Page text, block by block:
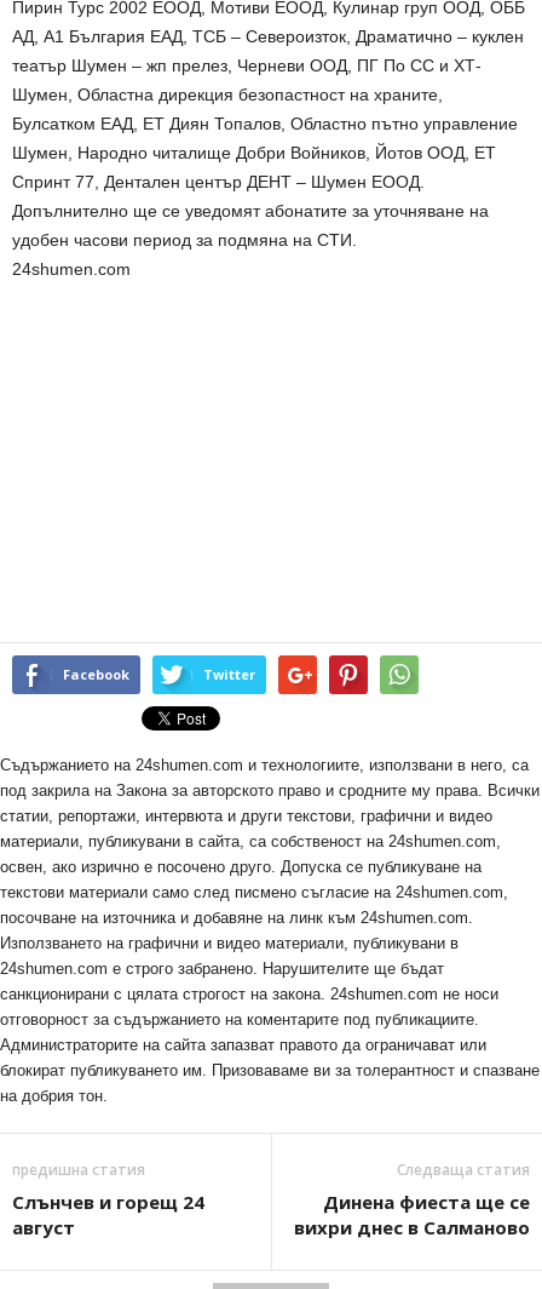
Пирин Турс 2002 ЕООД, Мотиви ЕООД, Кулинар груп ООД, ОББ
АД, А1 България ЕАД, ТСБ – Североизток, Драматично – куклен
театър Шумен – жп прелез, Черневи ООД, ПГ По СС и ХТ-
Шумен, Областна дирекция безопастност на храните,
Булсатком ЕАД, ЕТ Диян Топалов, Областно пътно управление
Шумен, Народно читалище Добри Войников, Йотов ООД, ЕТ
Спринт 77, Дентален център ДЕНТ – Шумен ЕООД.
Допълнително ще се уведомят абонатите за уточняване на
удобен часови период за подмяна на СТИ.
24shumen.com
Facebook Twitter
Съдържанието на 24shumen.com и технологиите, използвани в него, са
под закрила на Закона за авторското право и сродните му права. Всички
статии, репортажи, интервюта и други текстови, графични и видео
материали, публикувани в сайта, са собственост на 24shumen.com,
освен, ако изрично е посочено друго. Допуска се публикуване на
текстови материали само след писмено съгласие на 24shumen.com,
посочване на източника и добавяне на линк към 24shumen.com.
Използването на графични и видео материали, публикувани в
24shumen.com е строго забранено. Нарушителите ще бъдат
санкционирани с цялата строгост на закона. 24shumen.com не носи
отговорност за съдържанието на коментарите под публикациите.
Администраторите на сайта запазват правото да ограничават или
блокират публикуването им. Призоваваме ви за толерантност и спазване
на добрия тон.
предишна статия
Слънчев и горещ 24
август
Следваща статия
Динена фиеста ще се
вихри днес в Салманово